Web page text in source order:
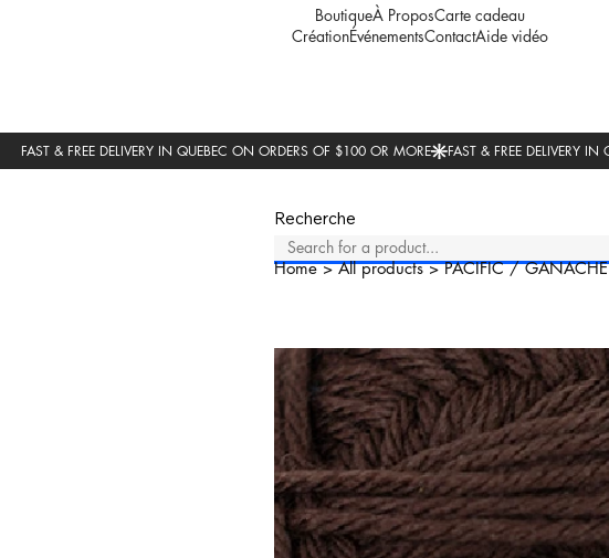
BoutiqueÀ ProposCarte cadeau
CréationÉvénementsContactAide vidéo
Recherche
Home>All products>PACIFIC / GANACHE